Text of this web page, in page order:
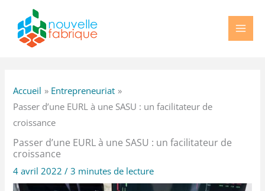
contenu
Accueil
Entrepreneuriat
Passer d’une EURL à une SASU : un facilitateur de
croissance
Passer d’une EURL à une SASU : un facilitateur de
croissance
4 avril 2022/3 minutes de lecture